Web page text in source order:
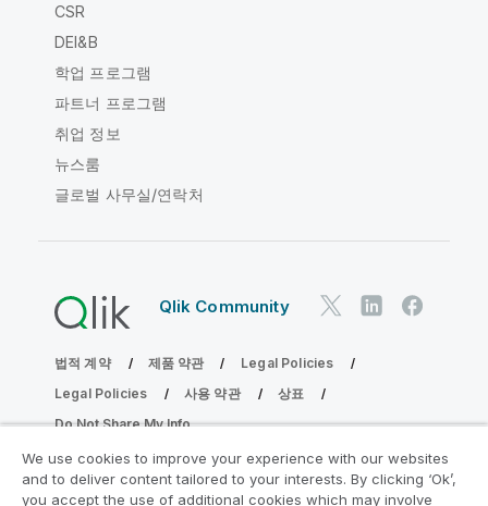
CSR
DEI&B
학업 프로그램
파트너 프로그램
취업 정보
뉴스룸
글로벌 사무실/연락처
Qlik Community
법적 계약 제품 약관
Legal Policies
Legal Policies
사용 약관
상표
Do Not Share My Info
Copyright © 1993-2026 QlikTech International AB. 무단 전재
및 복제를 금합니다.
We use cookies to improve your experience with our websites
and to deliver content tailored to your interests. By clicking ‘Ok’,
you accept the use of additional cookies which may involve